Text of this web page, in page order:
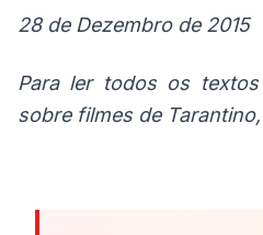
28 de Dezembro de 2015
Para ler todos os
sobre filmes de Tarantino,